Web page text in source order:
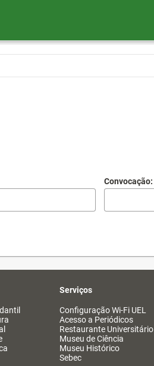
Convocação:
Serviços
Configuração Wi-Fi UEL
Acesso a Periódicos
Restaurante Universitário
Museu de Ciência
Museu Histórico
Sebec